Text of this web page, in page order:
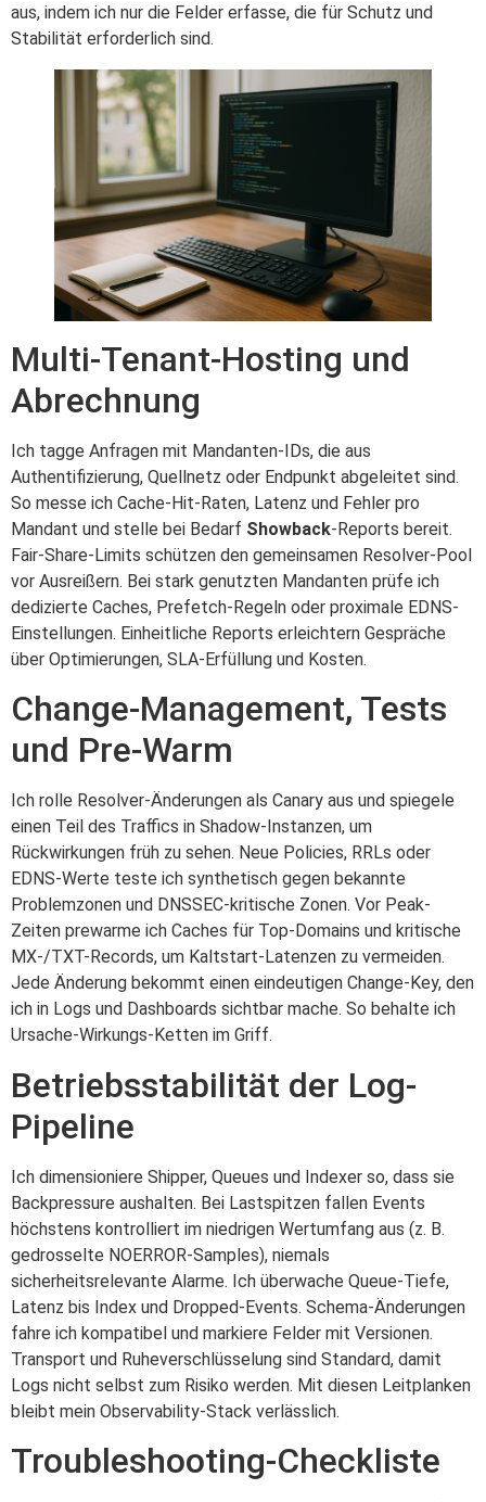
aus, indem ich nur die Felder erfasse, die für Schutz und
Stabilität erforderlich sind.
Multi-Tenant-Hosting und
Abrechnung
Ich tagge Anfragen mit Mandanten-IDs, die aus
Authentifizierung, Quellnetz oder Endpunkt abgeleitet sind.
So messe ich Cache-Hit-Raten, Latenz und Fehler pro
Mandant und stelle bei Bedarf Showback-Reports bereit.
Fair-Share-Limits schützen den gemeinsamen Resolver-Pool
vor Ausreißern. Bei stark genutzten Mandanten prüfe ich
dedizierte Caches, Prefetch-Regeln oder proximale EDNS-
Einstellungen. Einheitliche Reports erleichtern Gespräche
über Optimierungen, SLA-Erfüllung und Kosten.
Change-Management, Tests
und Pre-Warm
Ich rolle Resolver-Änderungen als Canary aus und spiegele
einen Teil des Traffics in Shadow-Instanzen, um
Rückwirkungen früh zu sehen. Neue Policies, RRLs oder
EDNS-Werte teste ich synthetisch gegen bekannte
Problemzonen und DNSSEC-kritische Zonen. Vor Peak-
Zeiten prewarme ich Caches für Top-Domains und kritische
MX-/TXT-Records, um Kaltstart-Latenzen zu vermeiden.
Jede Änderung bekommt einen eindeutigen Change-Key, den
ich in Logs und Dashboards sichtbar mache. So behalte ich
Ursache-Wirkungs-Ketten im Griff.
Betriebsstabilität der Log-
Pipeline
Ich dimensioniere Shipper, Queues und Indexer so, dass sie
Backpressure aushalten. Bei Lastspitzen fallen Events
höchstens kontrolliert im niedrigen Wertumfang aus (z. B.
gedrosselte NOERROR-Samples), niemals
sicherheitsrelevante Alarme. Ich überwache Queue-Tiefe,
Latenz bis Index und Dropped-Events. Schema-Änderungen
fahre ich kompatibel und markiere Felder mit Versionen.
Transport und Ruheverschlüsselung sind Standard, damit
Logs nicht selbst zum Risiko werden. Mit diesen Leitplanken
bleibt mein Observability-Stack verlässlich.
Troubleshooting-Checkliste